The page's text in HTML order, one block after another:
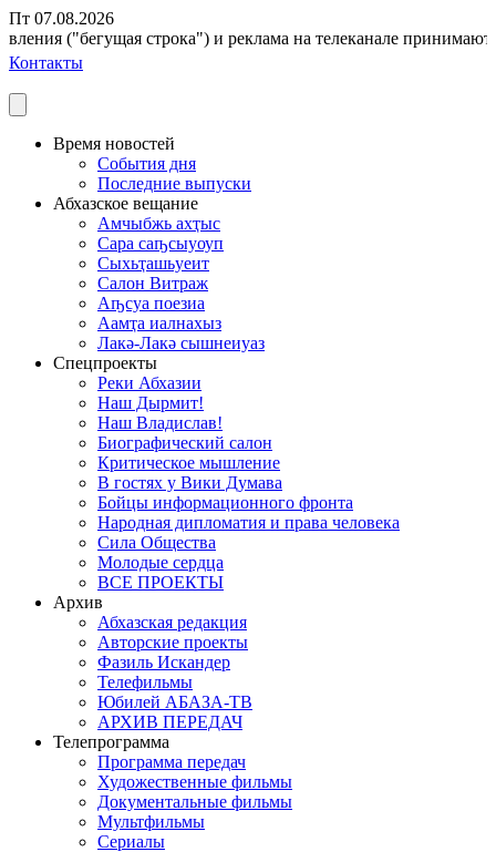
Пт 07.08.2026
("бегущая строка") и реклама на телеканале
Контакты
Время новостей
События дня
Последние выпуски
Абхазское вещание
Амчыбжь ахҭыс
Сара саҧсыуоуп
Сыхьҭашьуеит
Салон Витраж
Аҧсуа поезиа
Аамҭа иалнахыз
Лакә-Лакә сышнеиуаз
Спецпроекты
Реки Абхазии
Наш Дырмит!
Наш Владислав!
Биографический салон
Критическое мышление
В гостях у Вики Думава
Бойцы информационного фронта
Народная дипломатия и права человека
Сила Общества
Молодые сердца
ВСЕ ПРОЕКТЫ
Архив
Абхазская редакция
Авторские проекты
Фазиль Искандер
Телефильмы
Юбилей АБАЗА-ТВ
АРХИВ ПЕРЕДАЧ
Телепрограмма
Программа передач
Художественные фильмы
Документальные фильмы
Мультфильмы
Сериалы